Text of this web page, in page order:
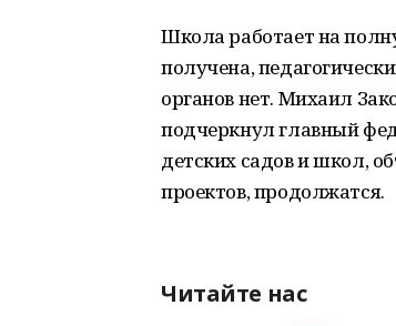
Школа работает на
получена,
органов нет. Михаил
подчеркнул главный
детских садов и школ,
проектов, продолжатся.
Читайте нас